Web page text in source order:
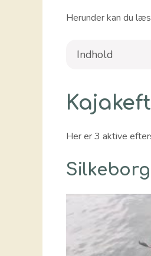
Herunder kan du
Indhold
Her er 3 aktive